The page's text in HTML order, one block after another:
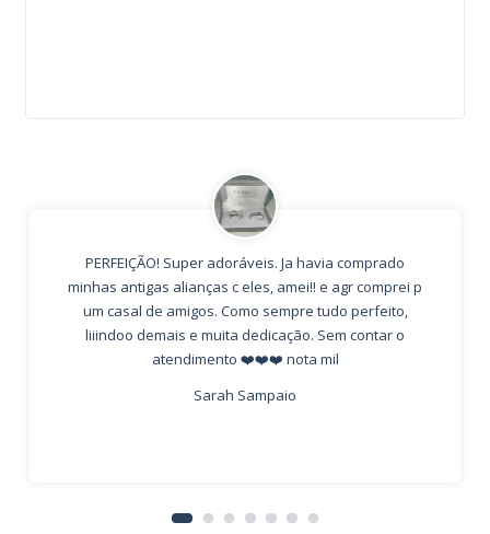
PERFEIÇÃO! Super adoráveis. Ja havia comprado
minhas antigas alianças c eles, amei!! e agr comprei p
um casal de amigos. Como sempre tudo perfeito,
liiindoo demais e muita dedicação. Sem contar o
atendimento ❤️❤️❤️ nota mil
Sarah Sampaio